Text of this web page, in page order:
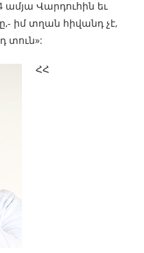
ամյա Վարդուհին եւ
իմ տղան հիվանդ չէ,
տուն»:
ՀՀ